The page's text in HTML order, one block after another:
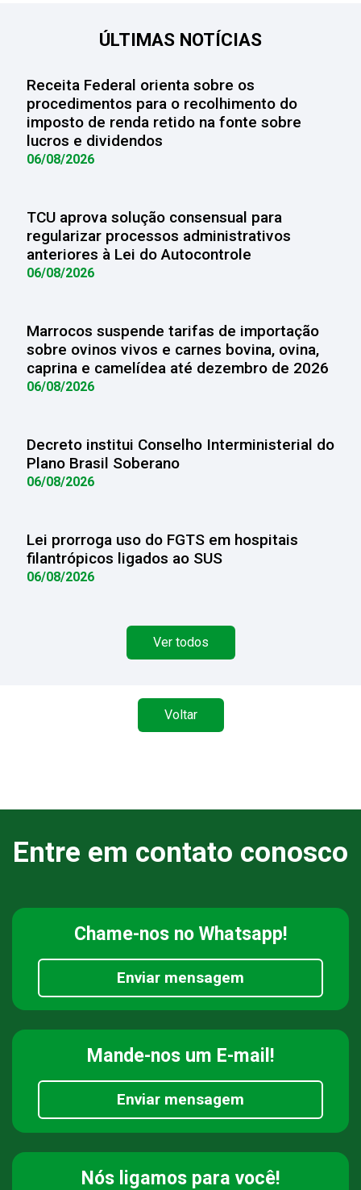
ÚLTIMAS NOTÍCIAS
Receita Federal orienta sobre os
procedimentos para o recolhimento do
imposto de renda retido na fonte sobre
lucros e dividendos
06/08/2026
TCU aprova solução consensual para
regularizar processos administrativos
anteriores à Lei do Autocontrole
06/08/2026
Marrocos suspende tarifas de importação
sobre ovinos vivos e carnes bovina, ovina,
caprina e camelídea até dezembro de 2026
06/08/2026
Decreto institui Conselho Interministerial do
Plano Brasil Soberano
06/08/2026
Lei prorroga uso do FGTS em hospitais
filantrópicos ligados ao SUS
06/08/2026
Ver todos
Voltar
Entre em contato conosco
Chame-nos no Whatsapp!
Enviar mensagem
Mande-nos um E-mail!
Enviar mensagem
Nós ligamos para você!